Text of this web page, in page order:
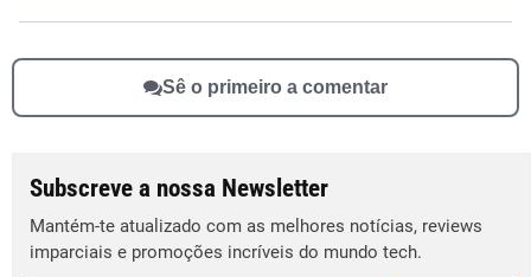
Sê o primeiro a comentar
Subscreve a nossa Newsletter
Mantém-te atualizado com as melhores notícias, reviews
imparciais e promoções incríveis do mundo tech.